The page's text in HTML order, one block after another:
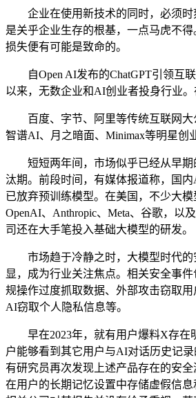
企业在使用新技术的同时，必须时
是关乎企业生存的根基，一点马虎不得
损失便有可能是致命的。
自Open AI发布的ChatGPT引领互
以来，无数企业和AI创业者投身行业
百度、字节、阿里等传统互联网大
智谱AI、月之暗面、Minimax等明星创
短短两年间，市场似乎已经从早期
汰期。前段时间，有媒体报道称，国
已放弃预训练模型。在美国，不少大
OpenAI、Anthropic、Meta、谷歌，以
司还在大手笔投入基础大模型的研发。
市场趋于冷静之时，大模型时代的
显，成为行业关注焦点。相关安全事
规操作过度抓取数据、外部攻击窃取
AI窃取个人隐私信息等。
早在2023年，就有用户爆料X存在
户能够看到其它用户与AI对话历史记录
有研究员再次发现上述产品存在的安
在用户的长期记忆设置中存储虚假信息